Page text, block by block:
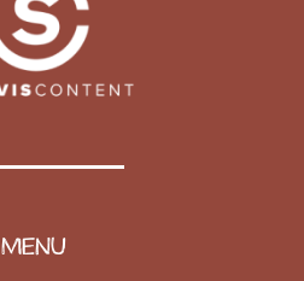
MENU